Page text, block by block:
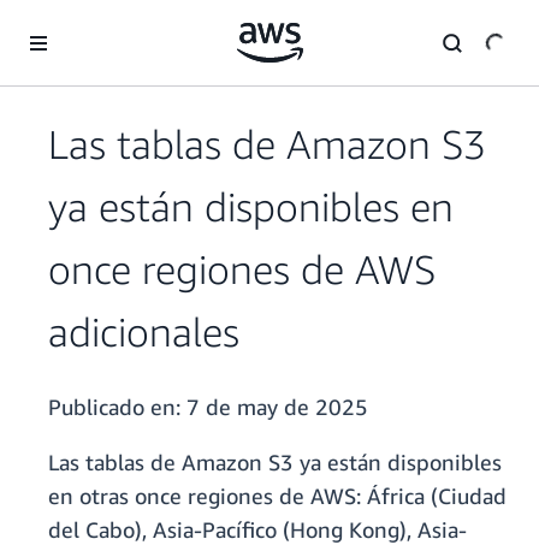
Las tablas de Amazon S3
ya están disponibles en
once regiones de AWS
adicionales
Publicado en: 7 de may de 2025
Las tablas de Amazon S3 ya están disponibles
en otras once regiones de AWS: África (Ciudad
del Cabo), Asia-Pacífico (Hong Kong), Asia-